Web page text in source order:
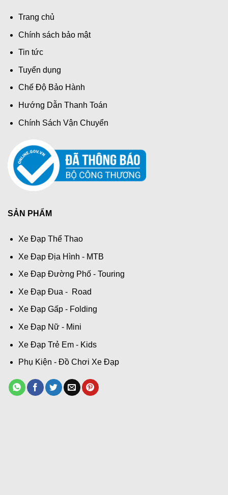
Trang chủ
Chính sách bảo mật
Tin tức
Tuyển dụng
Chế Độ Bảo Hành
Hướng Dẫn Thanh Toán
Chính Sách Vận Chuyển
SẢN PHẨM
Xe Đạp Thể Thao
Xe Đạp Địa Hình - MTB
Xe Đạp Đường Phố - Touring
Xe Đạp Đua - Road
Xe Đạp Gấp - Folding
Xe Đạp Nữ - Mini
Xe Đạp Trẻ Em - Kids
Phụ Kiện - Đồ Chơi Xe Đạp